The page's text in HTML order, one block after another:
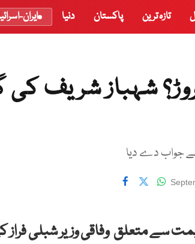
تازہ ترین پاکستان دنیا ایران-
کروڑ یا10کروڑ؟
جواب دے دیا
سے متعلق وفاقی وزیر شبلی